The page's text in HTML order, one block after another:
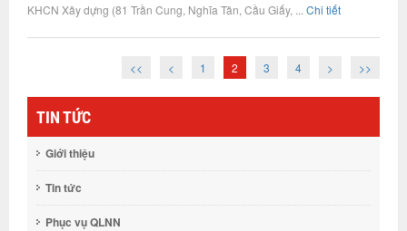
KHCN Xây dựng (81 Trần Cung, Nghĩa Tân, Cầu Giấy, ... Chi tiết
<< < 1 2 3 4 > >>
TIN TỨC
Giới thiệu
Tin tức
Phục vụ QLNN